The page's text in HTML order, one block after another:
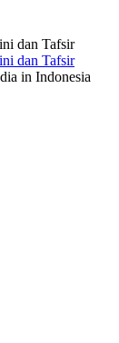
in Indonesia